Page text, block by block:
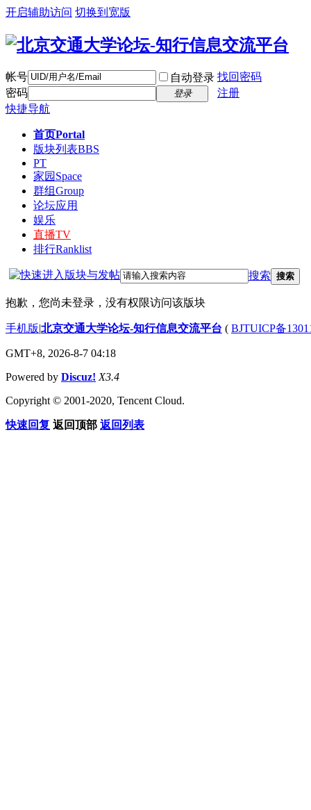
开启辅助访问 切换到宽版
帐号 自动登录 找回密码
密码
登录
注册
快捷导航
首页Portal
版块列表BBS
PT
家园 Space
群组Group
论坛应用
娱乐
直播TV
排行Ranklist
搜索 搜索
抱歉，您尚未登录，没有权限访问该版块
手机版|北京交通大学论坛-知行信息交流平台 ( BJTUICP备
GMT+8, 2026-8-7 04:18
Powered by Discuz! X3.4
Copyright © 2001-2020, Tencent Cloud.
快速回复 返回顶部 返回列表